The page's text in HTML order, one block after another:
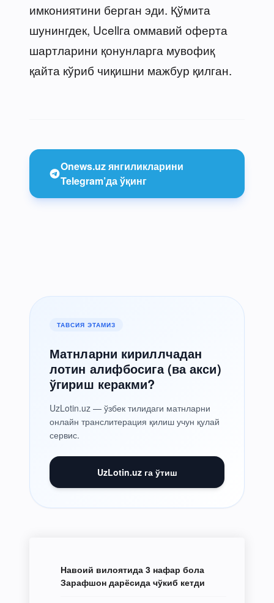
имкониятини берган эди. Қўмита
шунингдек, Ucellга оммавий оферта
шартларини қонунларга мувофиқ
қайта кўриб чиқишни мажбур қилган.
Onews.uz янгиликларини
Telegram’да ўқинг
ТАВСИЯ ЭТАМИЗ
Матнларни кириллчадан
лотин алифбосига (ва акси)
ўгириш керакми?
UzLotin.uz — ўзбек тилидаги матнларни
онлайн транслитерация қилиш учун қулай
сервис.
UzLotin.uz га ўтиш
Навоий вилоятида 3 нафар бола
Зарафшон дарёсида чўкиб кетди